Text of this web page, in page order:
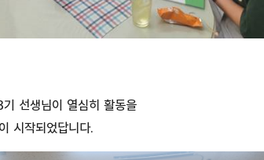
선생님이 열심히 활동을
시작되었답니다.